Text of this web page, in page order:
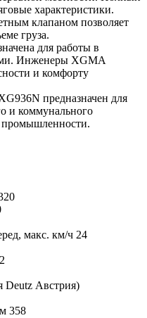
характеристики.
клапаном позволяет
груза.
для работы в
Инженеры XGMA
и комфорту
предназначен для
и коммунального
промышленности.
макс. км/ч 24
Deutz Австрия)
358